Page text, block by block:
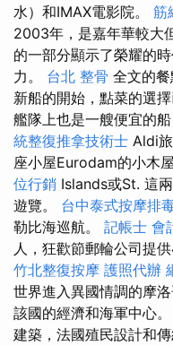
水）和IMAX電影院。 筋
2003年，是嘉年華較大
的一部分顯示了榮耀的
力。 台北 整骨 全文的
新船的開始，點菜的選擇
艦隊上也是一艘便宜的
統整復推拿技術士 Aldi
座小屋Eurodam的小木
位行銷 Islands或St. 這
遊覽。 台中泰式按摩排
勒比海巡航。 記帳士 會
人，狂歡節郵輪​​公司提
竹北整復按摩 護照代辦
世界進入異國情調的摩洛
該國的經濟和海軍中心。
建築，法國殖民設計和